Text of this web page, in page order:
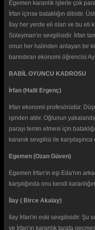
Egemen karanlık işlerle çok
İrfan içinse bataklığın dibidir.
İlay her yerde eli olan ve bu eli
Süleyman'ın sevgilisidir. İrfan
onun her halinden anlayan bir
barındıran ekonomi öğrencisi
BABİL OYUNCU KADROSU
İrfan (Halit Ergenç)
İrfan ekonomi profesörüdür.
işinden atılır. Oğlunun
parayı temin etmesi için
karanık sevgilisi ile
Egemen (Ozan Güven)
Egemen İrfan'ın eşi Eda'nın
karşılığında onu kendi
İlay ( Birce Akalay)
İlay İrfan'ın eski sevgilisidir. Şu
ve İrfan'ın karanlık tarafa